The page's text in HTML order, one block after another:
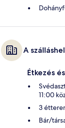
A
Étkezés
11:00
3
Bár/